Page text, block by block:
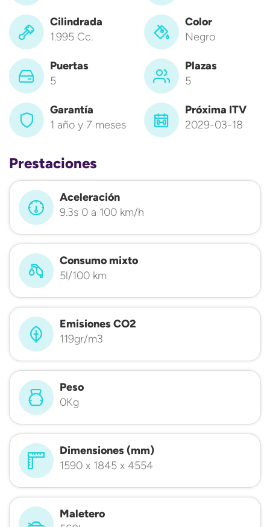
Cilindrada
1.995 Cc.
Color
Negro
Puertas
5
Plazas
5
Garantía
1 año y 7 meses
Próxima ITV
2029-03-18
Prestaciones
Aceleración
9.3s 0 a 100 km/h
Consumo mixto
5l/100 km
Emisiones CO2
119gr/m3
Peso
0Kg
Dimensiones (mm)
1590 x 1845 x 4554
Maletero